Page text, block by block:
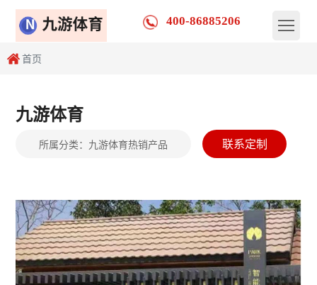
400-86885206
首页
九游体育
所属分类： 九游体育热销产品 联系定制